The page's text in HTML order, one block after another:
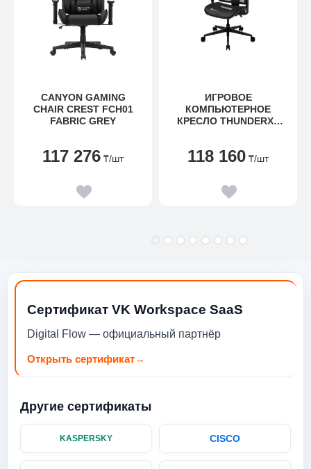
CANYON GAMING
CHAIR CREST FCH01
FABRIC GREY
117 276 ₸/шт
ИГРОВОЕ
КОМПЬЮТЕРНОЕ
КРЕСЛО THUNDERX3
118 160 ₸/шт
Сертификат VK Workspace SaaS
Digital Flow — официальный партнёр
Открыть сертификат→
Другие сертификаты
KASPERSKY CISCO